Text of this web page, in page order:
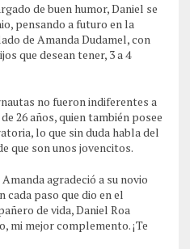
de buen humor, Daniel se
pensando a futuro en la
de Amanda Dudamel, con
que desean tener, 3 a 4
no fueron indiferentes a
26 años, quien también posee
lo que sin duda habla del
que son unos jovencitos.
agradeció a su novio
cada paso que dio en el
de vida, Daniel Roa
mi mejor complemento. ¡Te